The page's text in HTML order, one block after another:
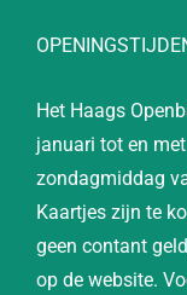
Het Haags
januari tot en
zondagmiddag
Kaartjes zijn te
geen contant
op de website.